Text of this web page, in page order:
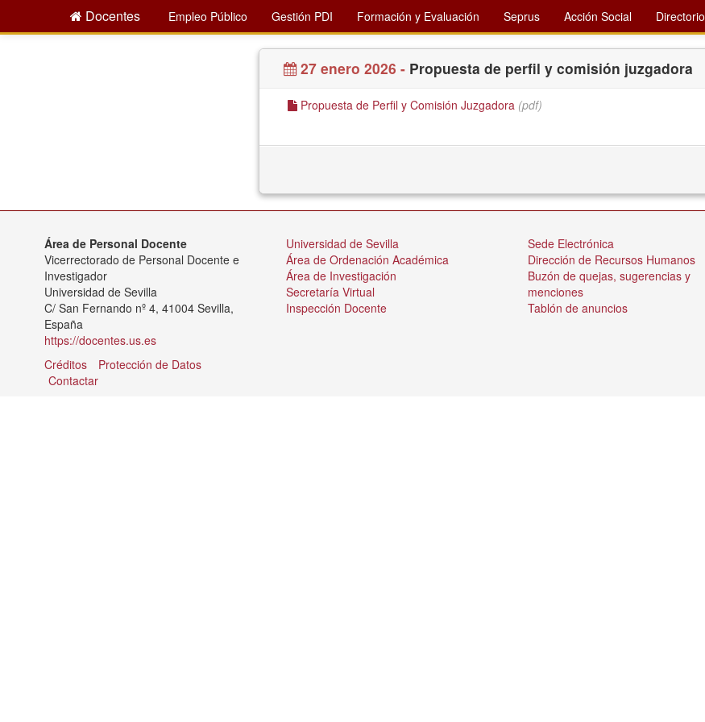
Docentes Empleo Público Gestión PDI Formación y Evaluación Seprus Acción Social Directorio
27 enero 2026 - Propuesta de perfil y comisión juzgadora
Propuesta de Perfil y Comisión Juzgadora (pdf)
Área de Personal Docente
Vicerrectorado de Personal Docente e
Investigador
Universidad de Sevilla
C/ San Fernando nº 4, 41004 Sevilla,
España
https://docentes.us.es
Créditos
Protección de Datos
Contactar
Universidad de Sevilla
Área de Ordenación Académica
Área de Investigación
Secretaría Virtual
Inspección Docente
Sede Electrónica
Dirección de Recursos Humanos
Buzón de quejas, sugerencias y
menciones
Tablón de anuncios